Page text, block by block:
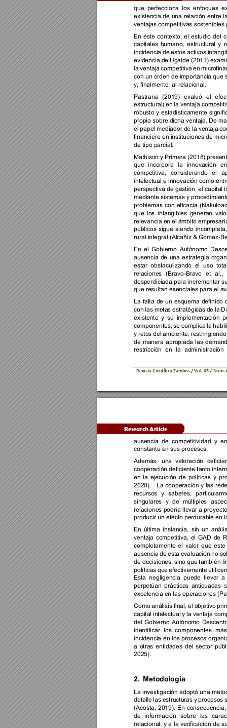
Revista Científica Zambos / Vol. 05 / Num.
que perfecciona los enfoques
existencia de una relación entre
ventajas competitivas
En este contexto, el estudio del
capitales humano, estructural y
incidencia de estos activos
evidencia de Ugalde (2011)
la ventaja competitiva en
con un orden de importancia que
y, finalmente, al relacional.
Pastrana
(2019) evaluó el
estructural) en la ventaja
robusto y estadísticamente
propio sobre dicha ventaja. De
el papel mediador de la ventaja
financiero en instituciones de
de tipo parcial.
Mathison y Primera (2018)
que incorpora la innovación
competitiva,
considerando el
intelectual e innovación como
perspectiva de gestión, el capital
mediante sistemas y
problemas con eficacia
que los intangibles generan
relevancia en el ámbito
públicos sigue siendo
rural integral (Alcañiz & Gómez-
En el Gobierno Autónomo
ausencia de una estrategia
estar obstaculizando el uso
relaciones
(Bravo-Bravo et al.,
desperdiciada para incrementar
que resultan esenciales para el
La falta de un esquema definido
con las metas estratégicas de la
existente y su implementación
componentes, se complica la
y retos del ambiente,
de manera apropiada las
restricción
en la administración
Research Article
ausencia de competitividad y
constante en sus procesos.
Además,
una valoración
cooperación deficiente tanto
en la ejecución de políticas y
2020).
La cooperación y las
recursos
y saberes,
singulares
y de múltiples
relaciones podría llevar a
producir un efecto perdurable en
En última instancia, sin un
ventaja competitiva, el GAD de
completamente el valor que este
ausencia de esta evaluación no
de decisiones, sino que también
políticas que efectivamente
Esta negligencia puede llevar a
perpetúan prácticas anticuadas
excelencia en las operaciones
Como análisis final, el objetivo
capital intelectual y la ventaja
del Gobierno Autónomo
identificar los componentes
incidencia en los procesos
a otras entidades del sector
2025).
2.
Metodología
La investigación adoptó una
detalle las estructuras y procesos
(Acosta, 2019). En consecuencia,
de información sobre las
relacional, y a la verificación de